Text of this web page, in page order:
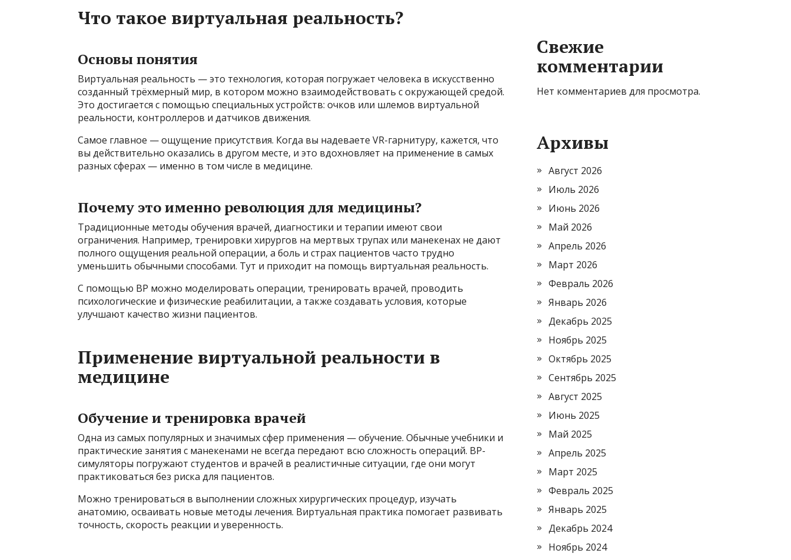
Что такое виртуальная реальность?
Основы понятия
Виртуальная реальность — это технология, которая погружает человека в искусственно
созданный трёхмерный мир, в котором можно взаимодействовать с окружающей средой.
Это достигается с помощью специальных устройств: очков или шлемов виртуальной
реальности, контроллеров и датчиков движения.
Самое главное — ощущение присутствия. Когда вы надеваете VR-гарнитуру, кажется, что
вы действительно оказались в другом месте, и это вдохновляет на применение в самых
разных сферах — именно в том числе в медицине.
Почему это именно революция для медицины?
Традиционные методы обучения врачей, диагностики и терапии имеют свои
ограничения. Например, тренировки хирургов на мертвых трупах или манекенах не дают
полного ощущения реальной операции, а боль и страх пациентов часто трудно
уменьшить обычными способами. Тут и приходит на помощь виртуальная реальность.
С помощью ВР можно моделировать операции, тренировать врачей, проводить
психологические и физические реабилитации, а также создавать условия, которые
улучшают качество жизни пациентов.
Применение виртуальной реальности в
медицине
Обучение и тренировка врачей
Одна из самых популярных и значимых сфер применения — обучение. Обычные учебники и
практические занятия с манекенами не всегда передают всю сложность операций. ВР-
симуляторы погружают студентов и врачей в реалистичные ситуации, где они могут
практиковаться без риска для пациентов.
Можно тренироваться в выполнении сложных хирургических процедур, изучать
анатомию, осваивать новые методы лечения. Виртуальная практика помогает развивать
точность, скорость реакции и уверенность.
Свежие
комментарии
Нет комментариев для просмотра.
Архивы
Август 2026
Июль 2026
Июнь 2026
Май 2026
Апрель 2026
Март 2026
Февраль 2026
Январь 2026
Декабрь 2025
Ноябрь 2025
Октябрь 2025
Сентябрь 2025
Август 2025
Июнь 2025
Май 2025
Апрель 2025
Март 2025
Февраль 2025
Январь 2025
Декабрь 2024
Ноябрь 2024